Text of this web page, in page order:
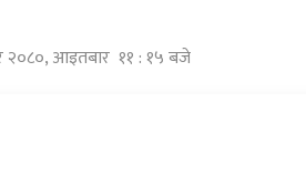
२०८०, आइतबार ११ : १५ बजे